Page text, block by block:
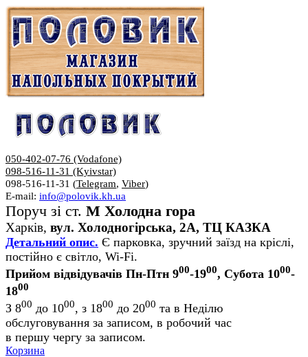
050-402-07-76 (Vodafone)
098-516-11-31 (Kyivstar)
098-516-11-31 (Telegram, Viber)
E-mail: info@polovik.kh.ua
Поруч зі ст. М Холодна гора
Харків, вул. Холодногірська, 2А, ТЦ КАЗКА
Детальний опис. Є парковка, зручний заїзд на кріслі,
постійно є світло, Wi-Fi.
Прийом відвідувачів Пн-Птн 900-1900, Субота 1000-
1800
З 800 до 1000, з 1800 до 2000 та в Неділю
обслуговування за записом, в робочий час
в першу чергу за записом.
Корзина